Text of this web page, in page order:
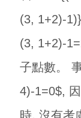
(3, 1+2)-
(3, 1+2)-
子點數。
4)-1=0$,
時, 沒有考